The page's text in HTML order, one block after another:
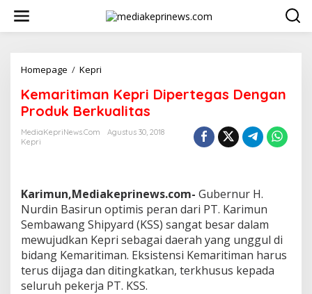
w
Homepage / Kepri
m
a
r
n
K
e
p
r
i
D
i
Kemaritiman Kepri Dipertegas Dengan
Produk Berkualitas
MediaKepriNews.com
Agustus 30, 2018
Kepri
Karimun,Mediakeprinews.com- Gubernur H.
Nurdin Basirun optimis peran dari PT. Karimun
Sembawang Shipyard (KSS) sangat besar dalam
mewujudkan Kepri sebagai daerah yang unggul di
bidang Kemaritiman. Eksistensi Kemaritiman harus
terus dijaga dan ditingkatkan, terkhusus kepada
seluruh pekerja PT. KSS.